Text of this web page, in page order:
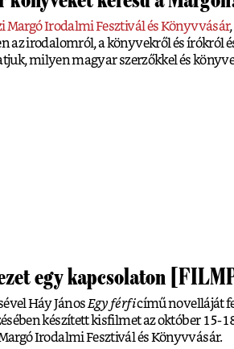
Margó Irodalmi Fesztivál és Könyvvásár
az irodalomról, a könyvekről és írókról
milyen magyar szerzőkkel és
egy kapcsolaton
Háy JánosEgy férficímű novelláját
készített kisfilmet az október 15-
Irodalmi Fesztivál és Könyvvásár.